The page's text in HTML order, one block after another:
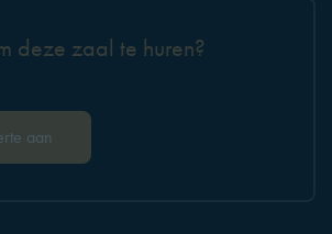
deze zaal te huren?
aan